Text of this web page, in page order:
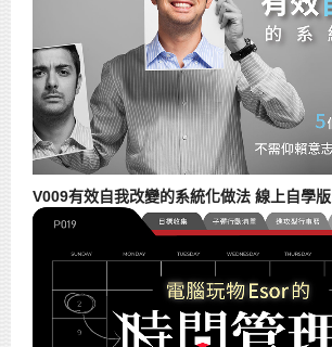
V009有效自我改變的系統化做法 線上自學版